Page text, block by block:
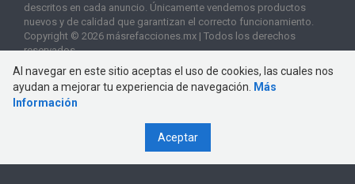
descritos en cada anuncio. Únicamente vendemos productos
nuevos y de calidad que garantizan el correcto funcionamiento.
Copyright © 2026 másrefacciones.mx | Todos los derechos
reservados
Al navegar en este sitio aceptas el uso de cookies, las cuales nos
ayudan a mejorar tu experiencia de navegación.
Más
Información
Aceptar